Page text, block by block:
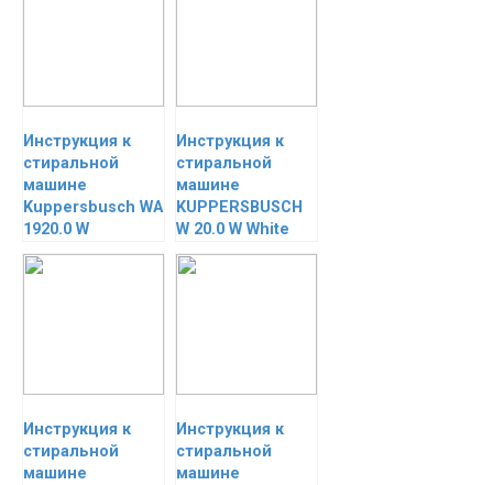
Инструкция к
стиральной
машине
Kuppersbusch WA
1920.0 W
Инструкция к
стиральной
машине
KUPPERSBUSCH
W 20.0 W White
Инструкция к
стиральной
машине
Инструкция к
стиральной
машине